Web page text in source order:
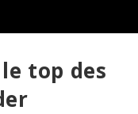
top des